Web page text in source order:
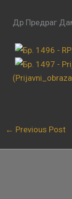
Др Предраг
← Previous Post